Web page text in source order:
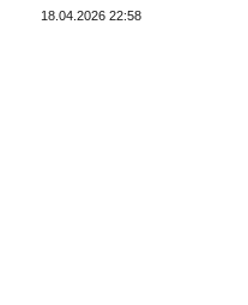
18.04.2026 22:58